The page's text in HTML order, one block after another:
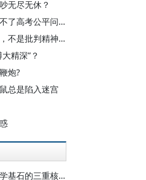
无尽无休？
刘云枫：爱因斯坦也解决不了高考公平问题
刘云枫：中国人最欠缺的，不是批判精神而是批判能力
精深”？
炮?
总是陷入迷宫
胡波：实践作为马克思哲学基石的三重核心要义